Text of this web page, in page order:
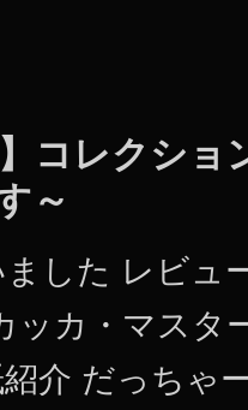
】コレクシ
～
した レビュ
ッカ・マスタ
紹介 だっち